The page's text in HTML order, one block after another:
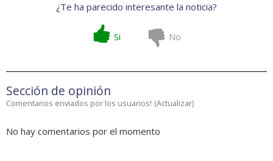
¿Te ha parecido interesante la noticia?
Si No
Sección de opinión
Comentarios enviados por los usuarios! (Actualizar)
No hay comentarios por el momento